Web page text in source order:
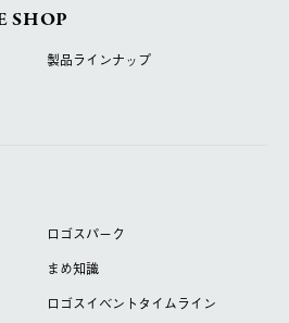
SHOP
製品ラインナップ
ロゴスパーク
まめ知識
ロゴスイベントタイムライン